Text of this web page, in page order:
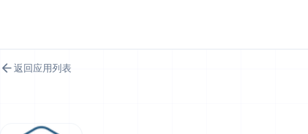
返回应用列表